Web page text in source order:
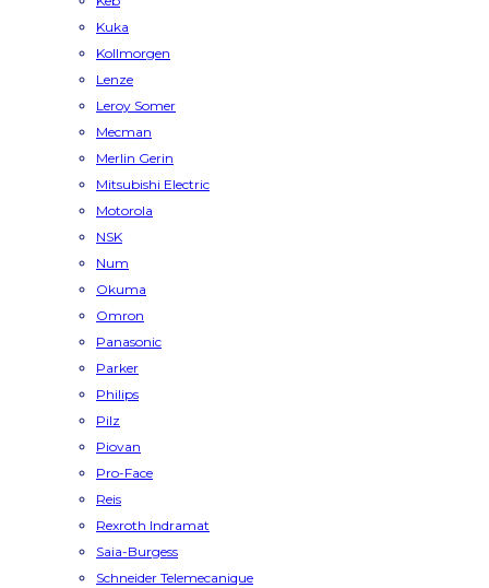
Kuka
Kollmorgen
Lenze
Leroy Somer
Mecman
Merlin Gerin
Mitsubishi Electric
Motorola
NSK
Num
Okuma
Omron
Panasonic
Parker
Philips
Pilz
Piovan
Pro-Face
Reis
Rexroth Indramat
Saia-Burgess
Schneider Telemecanique